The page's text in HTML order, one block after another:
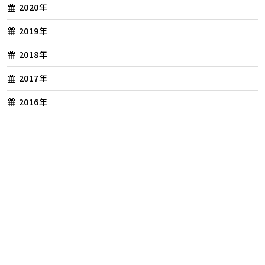
2020年
2019年
2018年
2017年
2016年